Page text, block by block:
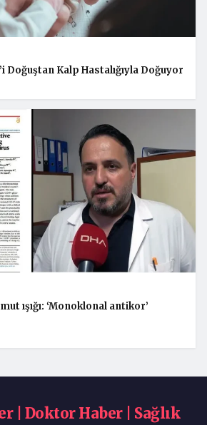
Doğuştan Kalp Hastalığıyla Doğuyor
ışığı: ‘Monoklonal antikor’
| Doktor Haber | Sağlık